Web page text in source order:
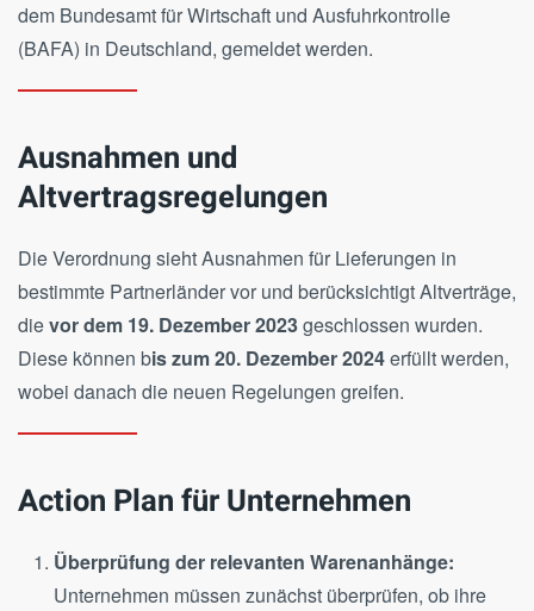
dem Bundesamt für Wirtschaft und Ausfuhrkontrolle
(BAFA) in Deutschland, gemeldet werden.
Ausnahmen und
Altvertragsregelungen
Die Verordnung sieht Ausnahmen für Lieferungen in
bestimmte Partnerländer vor und berücksichtigt Altverträge,
dievor dem 19. Dezember 2023geschlossen wurden.
Diese können bis zum 20. Dezember 2024erfüllt werden,
wobei danach die neuen Regelungen greifen.
Action Plan für Unternehmen
Überprüfung der relevanten Warenanhänge:
Unternehmen müssen zunächst überprüfen, ob ihre